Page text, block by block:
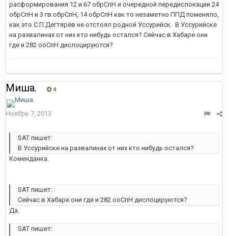
расформирования 12 и 67 обрСпН и очередной передислокации 24
обрСпН и 3 гв.обрСпН, 14 обрСпН как то незаметно ППД поменяло,
как это С.П.Дегтярёв не отстоял родной Уссурийск. В Уссурийске
на развалинах от них кто нибудь остался? Сейчас в Хабаре они
где и 282 ооСпН дислоцируются?
Миша. 4
Ноябрь 7, 2013
SAT пишет:
В Уссурийске на развалинах от них кто нибудь остался?
Коменданка.
SAT пишет:
Сейчас в Хабаре они где и 282 ооСпН дислоцируются?
Да.
SAT пишет: